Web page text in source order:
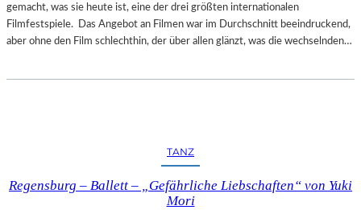
gemacht, was sie heute ist, eine der drei größten internationalen
Filmfestspiele. Das Angebot an Filmen war im Durchschnitt beeindruckend,
aber ohne den Film schlechthin, der über allen glänzt, was die wechselnden…
TANZ
Regensburg – Ballett – „Gefährliche Liebschaften“ von Yuki
Mori